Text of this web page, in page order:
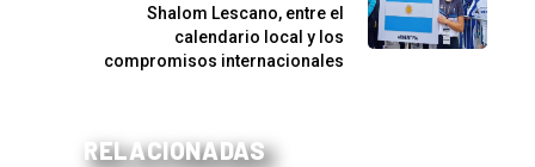
Shalom Lescano, entre el
calendario local y los
compromisos internacionales
RELACIONADAS